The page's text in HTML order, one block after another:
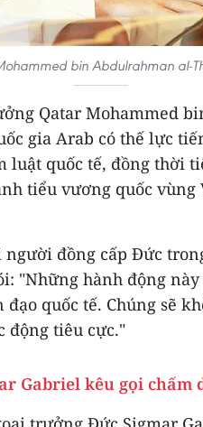
bin Abdulrahman al-
Qatar Mohammed
gia Arab có thế lực
luật quốc tế, đồng thời
tiểu vương quốc
đồng cấp Đức
"Những hành động
quốc tế. Chúng sẽ
động tiêu cực."
Gabriel kêu gọi chấm